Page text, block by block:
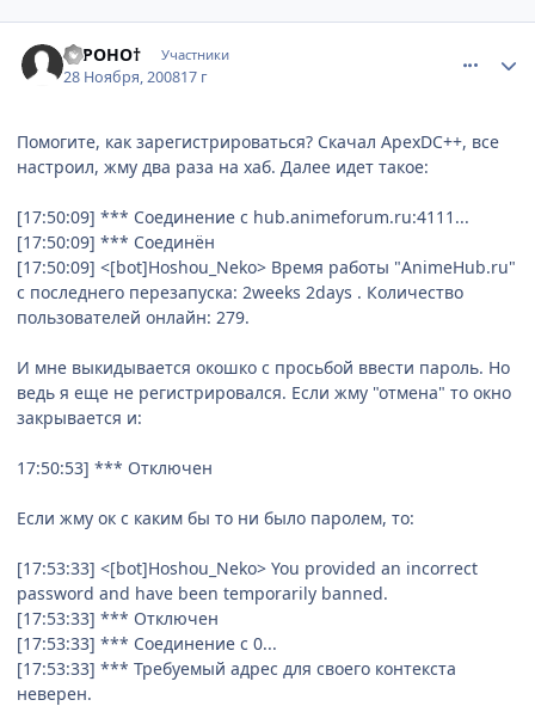
†XPOHO† Участники
28 Ноября, 200817 г
Помогите, как зарегистрироваться? Скачал ApexDC++, все
настроил, жму два раза на хаб. Далее идет такое:
[17:50:09] *** Соединение с hub.animeforum.ru:4111...
[17:50:09] *** Соединён
[17:50:09] <[bot]Hoshou_Neko> Время работы "AnimeHub.ru"
с последнего перезапуска: 2weeks 2days . Количество
пользователей онлайн: 279.
И мне выкидывается окошко с просьбой ввести пароль. Но
ведь я еще не регистрировался. Если жму "отмена" то окно
закрывается и:
17:50:53] *** Отключен
Если жму ок с каким бы то ни было паролем, то:
[17:53:33] <[bot]Hoshou_Neko> You provided an incorrect
password and have been temporarily banned.
[17:53:33] *** Отключен
[17:53:33] *** Соединение с 0...
[17:53:33] *** Требуемый адрес для своего контекста
неверен.